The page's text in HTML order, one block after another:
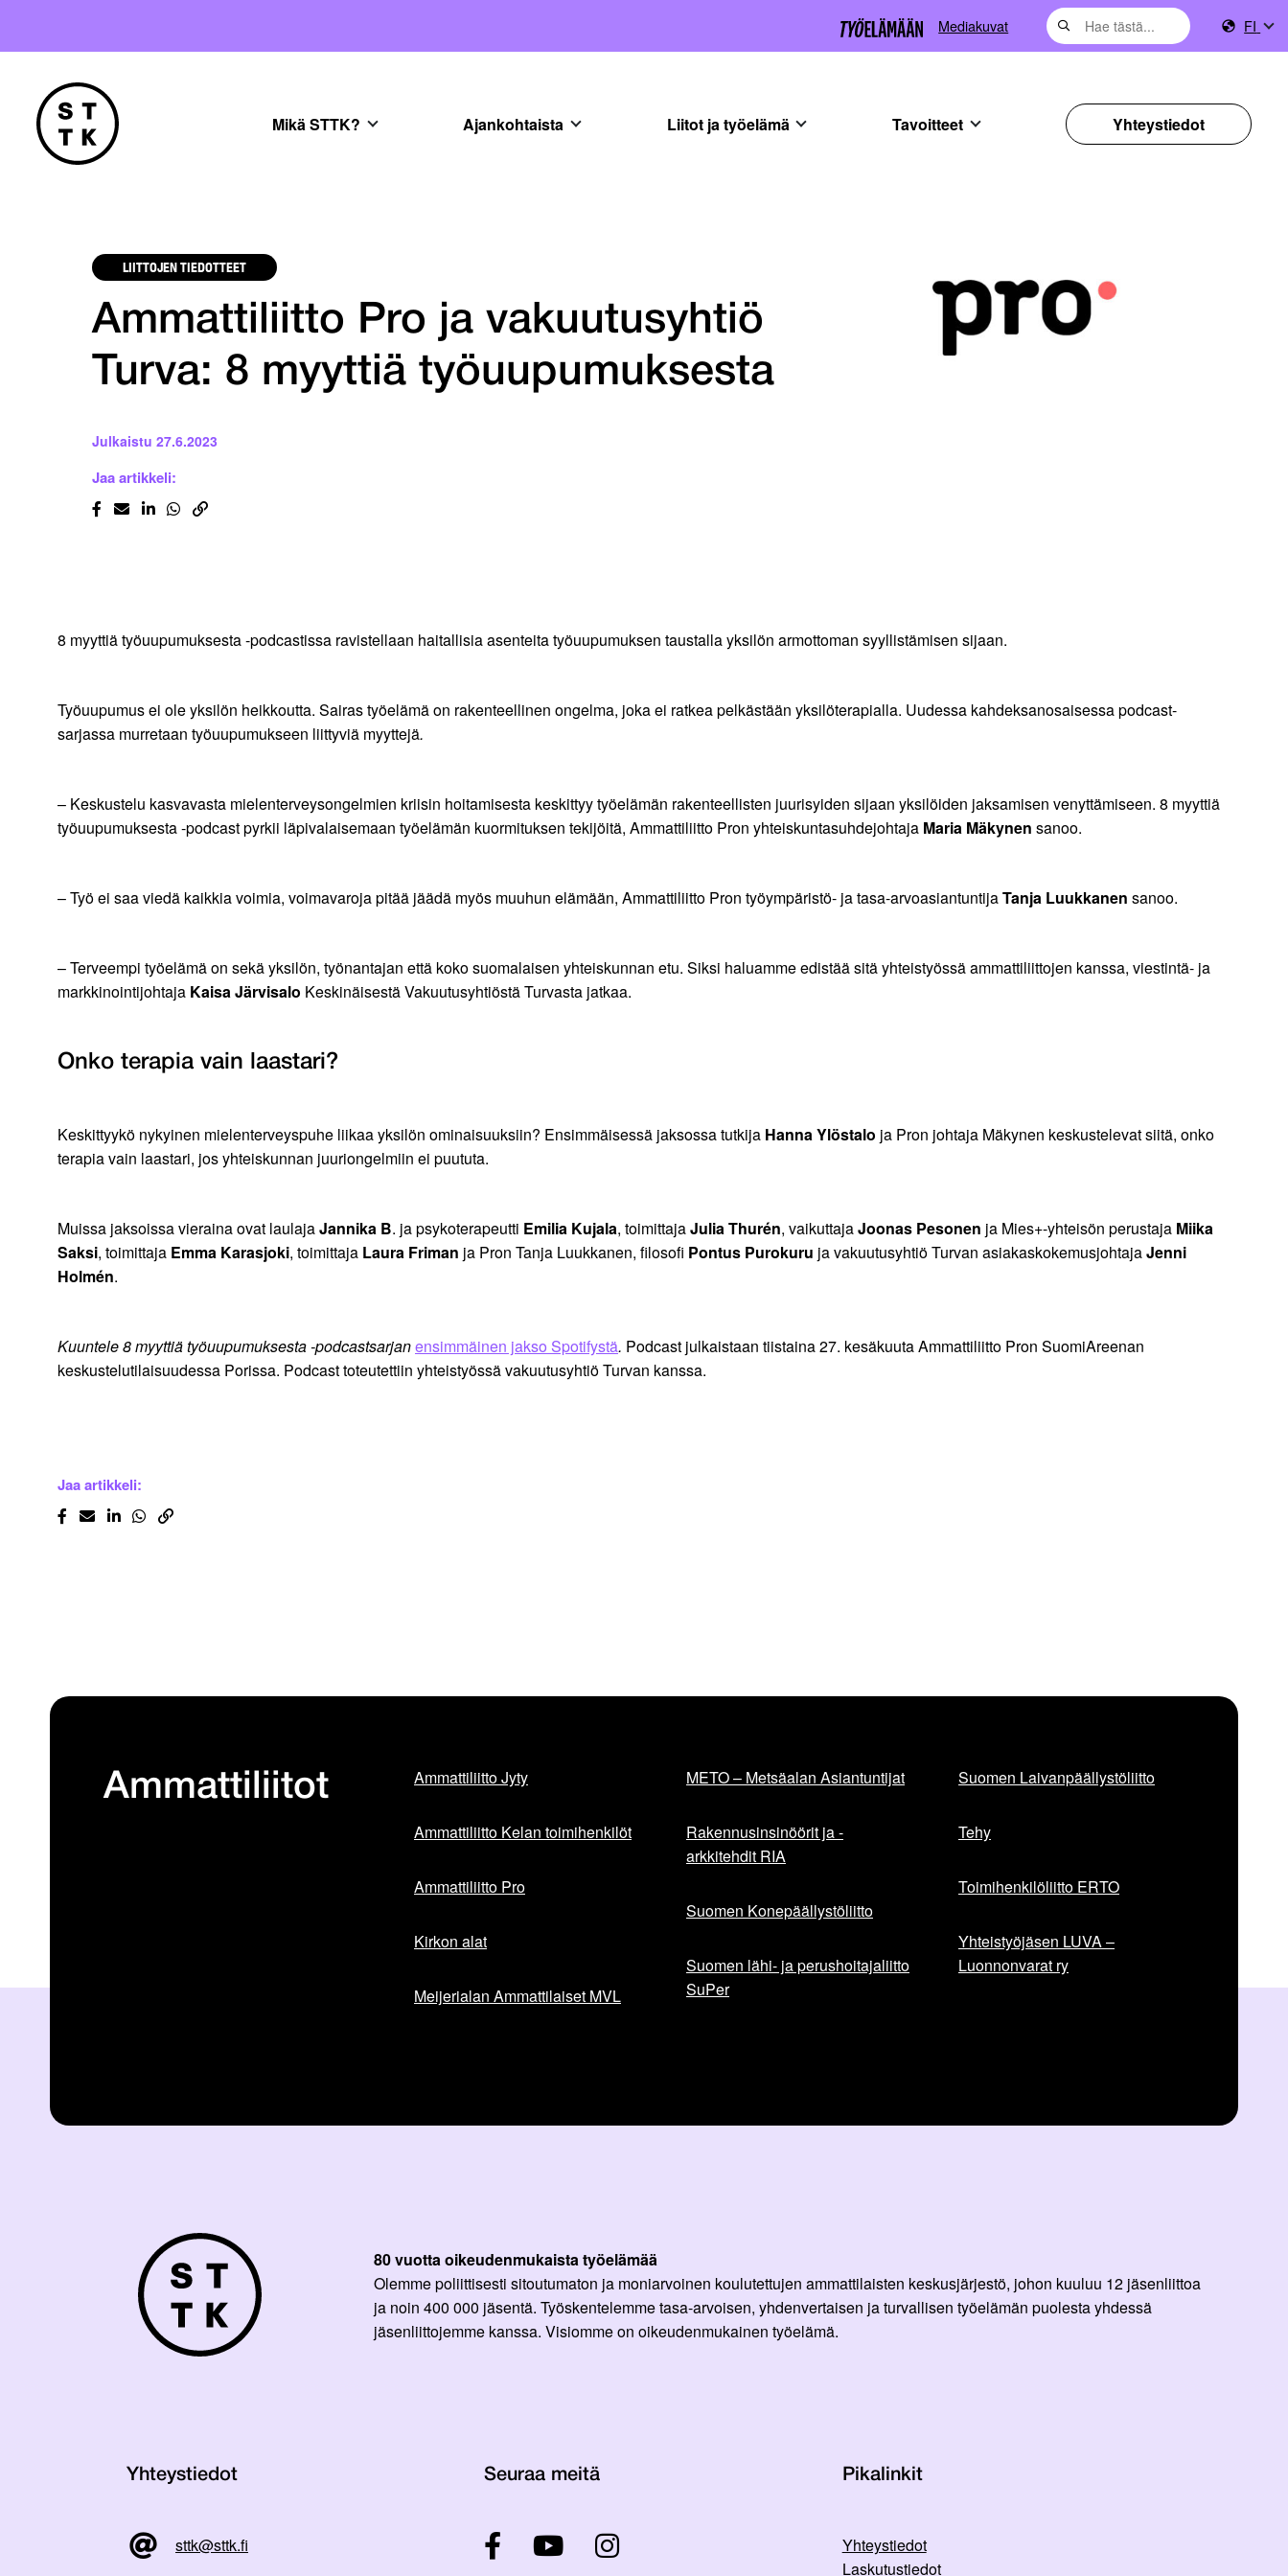
Mediakuvat FI
Mikä STTK? Ajankohtaista Liitot ja työelämä Tavoitteet Yhteystiedot
LIITTOJEN TIEDOTTEET
Ammattiliitto Pro ja vakuutusyhtiö
Turva: 8 myyttiä työuupumuksesta
Julkaistu 27.6.2023
Jaa artikkeli:
8 myyttiä työuupumuksesta -podcastissa ravistellaan haitallisia asenteita työuupumuksen taustalla yksilön armottoman syyllistämisen sijaan.
Työuupumus ei ole yksilön heikkoutta. Sairas työelämä on rakenteellinen ongelma, joka ei ratkea pelkästään yksilöterapialla. Uudessa kahdeksanosaisessa podcast-
sarjassa murretaan työuupumukseen liittyviä myyttejä.
– Keskustelu kasvavasta mielenterveysongelmien kriisin hoitamisesta keskittyy työelämän rakenteellisten juurisyiden sijaan yksilöiden jaksamisen venyttämiseen. 8 myyttiä
työuupumuksesta -podcast pyrkii läpivalaisemaan työelämän kuormituksen tekijöitä, Ammattiliitto Pron yhteiskuntasuhdejohtaja Maria Mäkynen sanoo.
– Työ ei saa viedä kaikkia voimia, voimavaroja pitää jäädä myös muuhun elämään, Ammattiliitto Pron työympäristö- ja tasa-arvoasiantuntijaTanja Luukkanen sanoo.
– Terveempi työelämä on sekä yksilön, työnantajan että koko suomalaisen yhteiskunnan etu. Siksi haluamme edistää sitä yhteistyössä ammattiliittojen kanssa, viestintä- ja
markkinointijohtaja Kaisa Järvisalo Keskinäisestä Vakuutusyhtiöstä Turvasta jatkaa.
Onko terapia vain laastari?
Keskittyykö nykyinen mielenterveyspuhe liikaa yksilön ominaisuuksiin? Ensimmäisessä jaksossa tutkija Hanna Ylöstalo ja Pron johtaja Mäkynen keskustelevat siitä, onko
terapia vain laastari, jos yhteiskunnan juuriongelmiin ei puututa.
Muissa jaksoissa vieraina ovat laulajaJannika B. ja psykoterapeutti Emilia Kujala, toimittajaJulia Thurén, vaikuttajaJoonas Pesonen ja Mies+-yhteisön perustaja Miika
Saksi, toimittaja Emma Karasjoki, toimittaja Laura Friman ja Pron Tanja Luukkanen, filosofi Pontus Purokuru ja vakuutusyhtiö Turvan asiakaskokemusjohtajaJenni
Holmén.
Kuuntele 8 myyttiä työuupumuksesta -podcastsarjanensimmäinen jakso Spotifystä. Podcast julkaistaan tiistaina 27. kesäkuuta Ammattiliitto Pron SuomiAreenan
keskustelutilaisuudessa Porissa. Podcast toteutettiin yhteistyössä vakuutusyhtiö Turvan kanssa.
Jaa artikkeli:
Ammattiliitot Ammattiliitto Jyty
Ammattiliitto Kelan toimihenkilöt
Ammattiliitto Pro
Kirkon alat
Meijerialan Ammattilaiset MVL
METO – Metsäalan Asiantuntijat
Rakennusinsinöörit ja -
arkkitehdit RIA
Suomen Konepäällystöliitto
Suomen lähi- ja perushoitajaliitto
SuPer
Suomen Laivanpäällystöliitto
Tehy
Toimihenkilöliitto ERTO
Yhteistyöjäsen LUVA –
Luonnonvarat ry
80 vuotta oikeudenmukaista työelämää
Olemme poliittisesti sitoutumaton ja moniarvoinen koulutettujen ammattilaisten keskusjärjestö, johon kuuluu 12 jäsenliittoa
ja noin 400 000 jäsentä. Työskentelemme tasa-arvoisen, yhdenvertaisen ja turvallisen työelämän puolesta yhdessä
jäsenliittojemme kanssa. Visiomme on oikeudenmukainen työelämä.
Yhteystiedot
sttk@sttk.fi
Seuraa meitä Pikalinkit
Yhteystiedot
Laskutustiedot